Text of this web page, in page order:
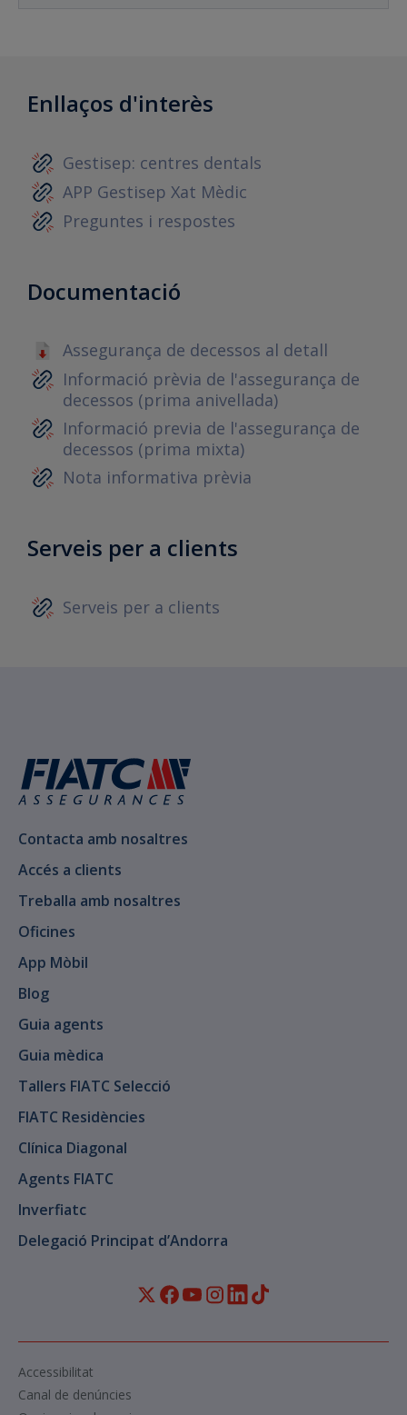
Enllaços d'interès
Gestisep: centres dentals
APP Gestisep Xat Mèdic
Preguntes i respostes
Documentació
Assegurança de decessos al detall
Informació prèvia de l'assegurança de
decessos (prima anivellada)
Informació previa de l'assegurança de
decessos (prima mixta)
Nota informativa prèvia
Serveis per a clients
Serveis per a clients
Contacta amb nosaltres
Accés a clients
Treballa amb nosaltres
Oficines
App Mòbil
Blog
Guia agents
Guia mèdica
Tallers FIATC Selecció
FIATC Residències
Clínica Diagonal
Agents FIATC
Inverfiatc
Delegació Principat d’Andorra
Canal de denúncies
Accessibilitat